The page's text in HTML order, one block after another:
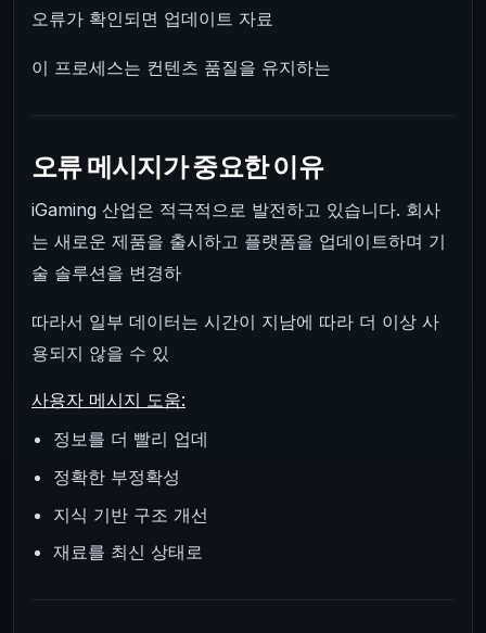
오류가 확인되면 업데이트 자료
이 프로세스는 컨텐츠 품질을 유지하는
오류 메시지가 중요한 이유
iGaming 산업은 적극적으로 발전하고 있습니다. 회사
는 새로운 제품을 출시하고 플랫폼을 업데이트하며 기
술 솔루션을 변경하
따라서 일부 데이터는 시간이 지남에 따라 더 이상 사
용되지 않을 수 있
사용자 메시지 도움:
정보를 더 빨리 업데
정확한 부정확성
지식 기반 구조 개선
재료를 최신 상태로